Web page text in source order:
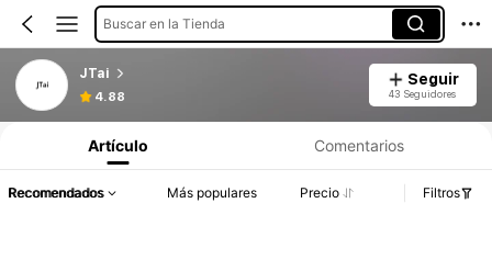
Buscar en la Tienda
JTai
4.88
Seguir
43 Seguidores
Artículo Comentarios
Recomendados Más populares Precio Filtros